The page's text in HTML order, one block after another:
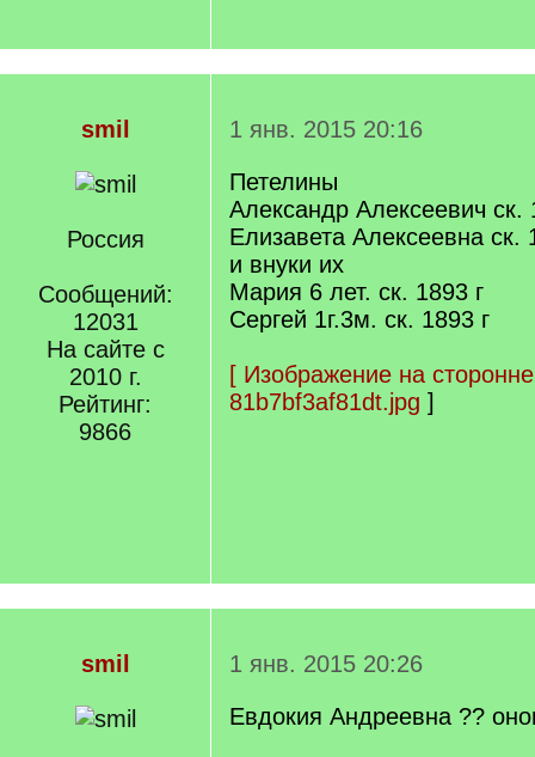
smil
Россия
Сообщений:
12031
На сайте с
2010 г.
Рейтинг:
9866
1 янв. 2015 20:16
Петелины
Александр Алексеевич ск.
Елизавета Алексеевна ск.
и внуки их
Мария 6 лет. ск. 1893 г
Сергей 1г.3м. ск. 1893 г
[ Изображение на
81b7bf3af81dt.jpg ]
smil
1 янв. 2015 20:26
Евдокия Андреевна ??